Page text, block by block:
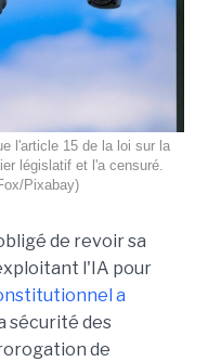
l'article 15 de la loi sur la
législatif et l'a censuré.
Pixabay)
de revoir sa
l'IA pour
a
sécurité des
de